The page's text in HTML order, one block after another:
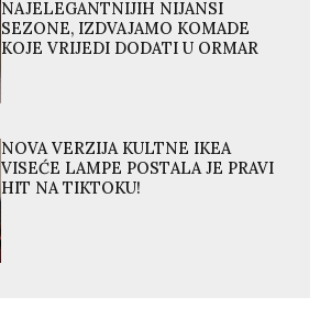
NAJELEGANTNIJIH NIJANSI
SEZONE, IZDVAJAMO KOMADE
KOJE VRIJEDI DODATI U ORMAR
NOVA VERZIJA KULTNE IKEA
VISEĆE LAMPE POSTALA JE PRAVI
HIT NA TIKTOKU!